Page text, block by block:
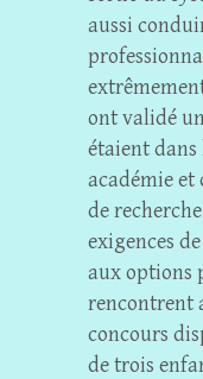
aussi
ont validé
étaient dans
académie et
de
exigences
aux options
rencontrent
concours
de trois